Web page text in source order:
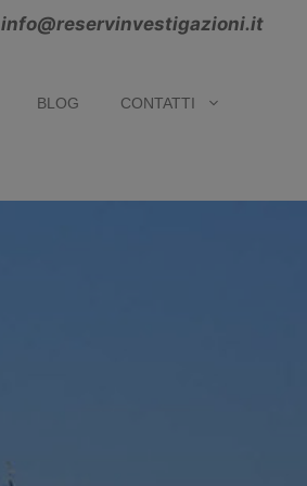
info@reservinvestigazioni.it
BLOG CONTATTI